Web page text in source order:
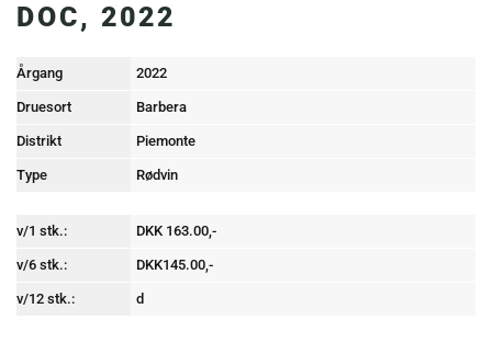
DOC, 2022
Årgang 2022
Druesort Barbera
Distrikt Piemonte
Type Rødvin
v/1 stk.: DKK 163.00,-
v/6 stk.: DKK145.00,-
v/12 stk.: d